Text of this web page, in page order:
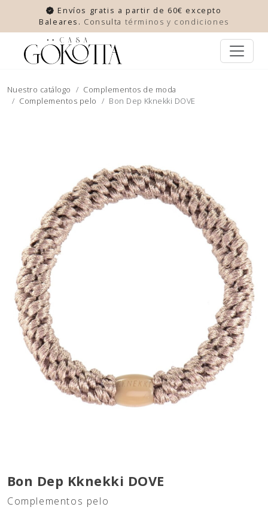
Envíos gratis a partir de 60€ excepto
Baleares. Consulta términos y condiciones
Nuestro catálogo
Complementos de moda
Complementos pelo
Bon Dep Kknekki DOVE
Bon Dep Kknekki DOVE
Complementos pelo